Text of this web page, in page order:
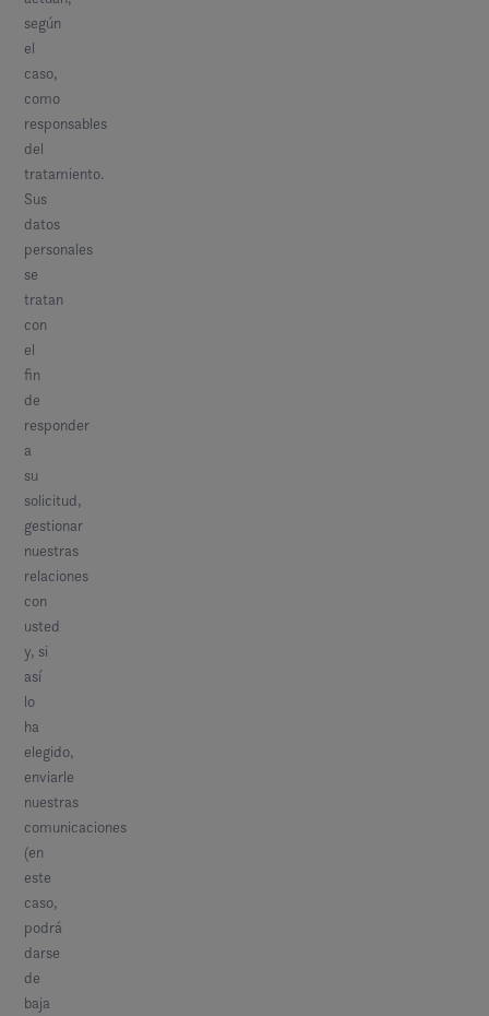
según
el
caso,
como
responsables
del
tratamiento.
Sus
datos
personales
se
tratan
con
el
fin
de
responder
a
su
solicitud,
gestionar
nuestras
relaciones
con
usted
y, si
así
lo
ha
elegido,
enviarle
nuestras
comunicaciones
(en
este
caso,
podrá
darse
de
baja